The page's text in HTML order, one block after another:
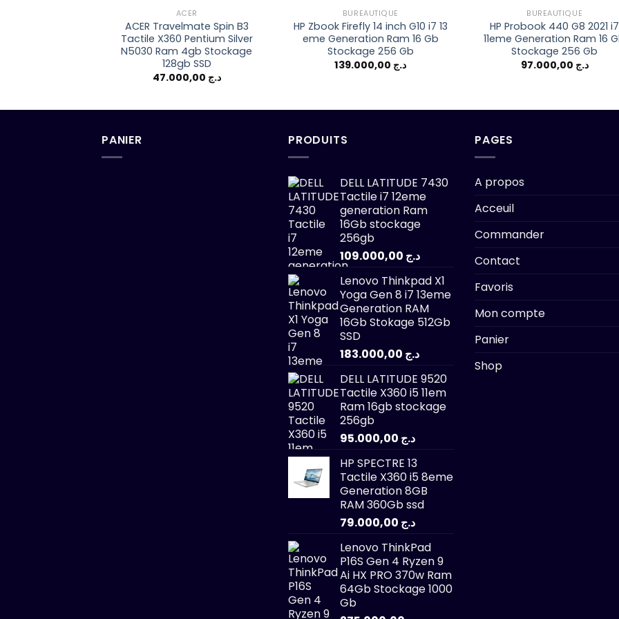
ACER
ACER Travelmate Spin B3
Tactile X360 Pentium Silver
N5030 Ram 4gb Stockage
128gb SSD
د.ج
BUREAUTIQUE
HP Zbook Firefly 14 inch G10 i7 13
eme Generation Ram 16 Gb
Stockage 256 Gb
د.ج
BUREAUTIQUE
HP Probook 440 G8 2021 i7
11eme Generation Ram 16
Stockage 256 Gb
د.ج
PANIER PRODUITS
DELL LATITUDE 7430
Tactile i7 12eme
generation Ram
16Gb stockage
256gb
د.ج
Lenovo Thinkpad X1
Yoga Gen 8 i7 13eme
Generation RAM
16Gb Stokage 512Gb
SSD
د.ج
DELL LATITUDE 9520
Tactile X360 i5 11em
Ram 16gb stockage
256gb
د.ج
HP SPECTRE 13
Tactile X360 i5 8eme
Generation 8GB
RAM 360Gb ssd
د.ج
Lenovo ThinkPad
P16S Gen 4 Ryzen 9
Ai HX PRO 370w Ram
64Gb Stockage 1000
Gb
PAGES
A propos
Acceuil
Commander
Contact
Favoris
Mon compte
Panier
Shop